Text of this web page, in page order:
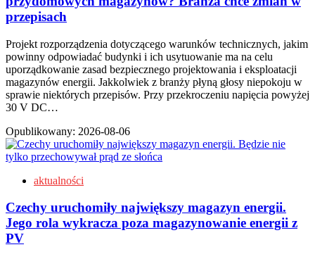
przepisach
Projekt rozporządzenia dotyczącego warunków technicznych, jakim
powinny odpowiadać budynki i ich usytuowanie ma na celu
uporządkowanie zasad bezpiecznego projektowania i eksploatacji
magazynów energii. Jakkolwiek z branży płyną głosy niepokoju w
sprawie niektórych przepisów. Przy przekroczeniu napięcia powyżej
30 V DC…
Opublikowany: 2026-08-06
aktualności
Czechy uruchomiły największy magazyn energii.
Jego rola wykracza poza magazynowanie energii z
PV